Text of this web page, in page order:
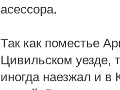
асессора.
Так как поместье
Цивильском уезде,
иногда наезжал и в